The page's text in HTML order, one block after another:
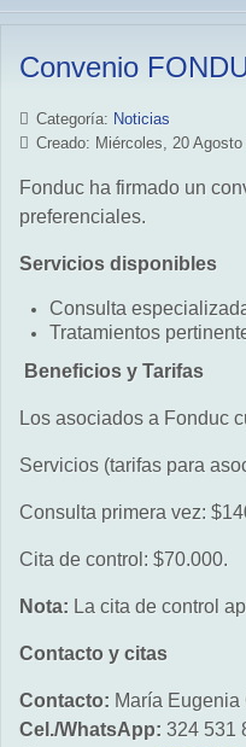
Convenio
Categoría: Noticias
Creado: Miércoles, 20
Fonduc ha firmado un
preferenciales.
Servicios disponibles
Consulta
Tratamientos
Beneficios y Tarifas
Los asociados a Fonduc
Servicios (tarifas para
Consulta primera vez:
Cita de control: $70.000.
Nota: La cita de control
Contacto y citas
Contacto: María
Cel./WhatsApp: 324 531